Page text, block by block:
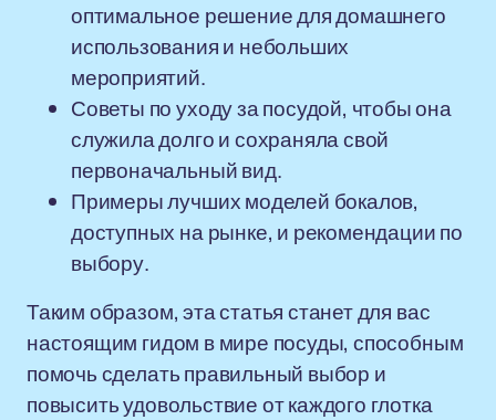
оптимальное решение для домашнего
использования и небольших
мероприятий.
Советы по уходу за посудой, чтобы она
служила долго и сохраняла свой
первоначальный вид.
Примеры лучших моделей бокалов,
доступных на рынке, и рекомендации по
выбору.
Таким образом, эта статья станет для вас
настоящим гидом в мире посуды, способным
помочь сделать правильный выбор и
повысить удовольствие от каждого глотка